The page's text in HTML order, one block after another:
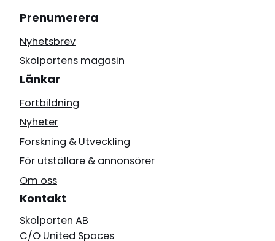
Prenumerera
Nyhetsbrev
Skolportens magasin
Länkar
Fortbildning
Nyheter
Forskning & Utveckling
För utställare & annonsörer
Om oss
Kontakt
Skolporten AB
C/O United Spaces